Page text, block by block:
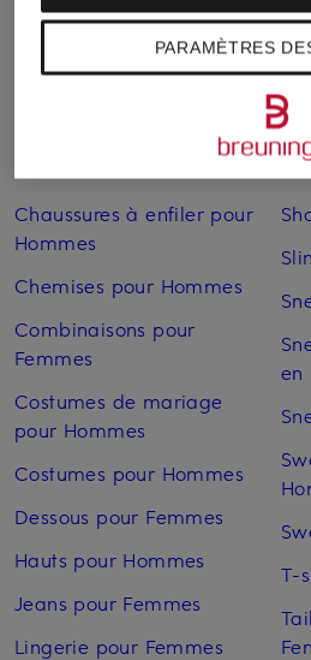
Chaussures pour Femmes
Chaussures pour Femmes
Chaussures à enfiler pour
Hommes
Chemises pour Hommes
Combinaisons pour
Femmes
Costumes de mariage
pour Hommes
Costumes pour Hommes
Dessous pour Femmes
Hauts pour Hommes
Jeans pour Femmes
Lingerie pour Femmes
en
T-
PARAMÈTRES